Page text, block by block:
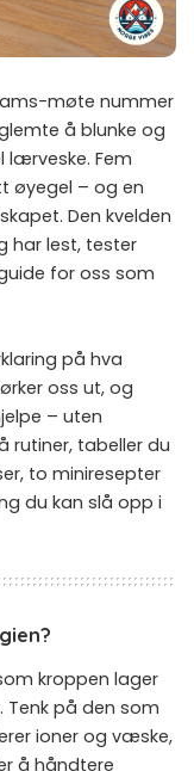
møte nummer
å blunke og
lærveske. Fem
øyegel – og en
Den kvelden
har lest, tester
for oss som
på hva
oss ut, og
– uten
rutiner, tabeller du
to miniresepter
du kan slå opp i
kroppen lager
Tenk på den som
ioner og væske,
å håndtere